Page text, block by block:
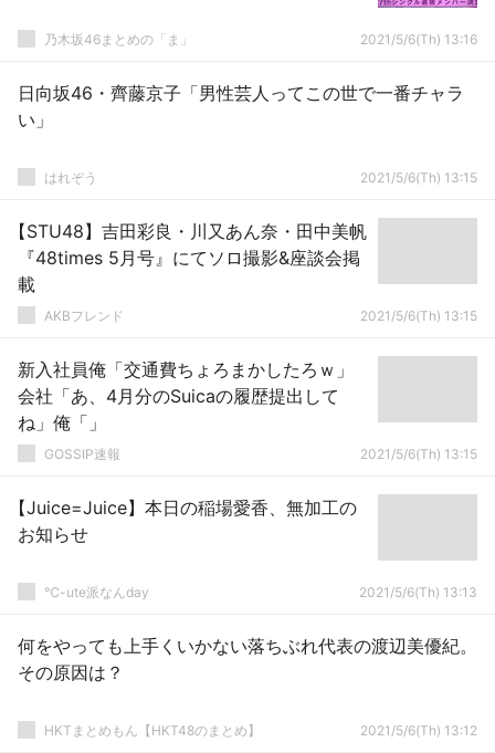
乃木坂46まとめの「ま」 2021/5/6(Th) 13:16
日向坂46・齊藤京子「男性芸人ってこの世で一番チャラ
い」
はれぞう 2021/5/6(Th) 13:15
【STU48】吉田彩良・川又あん奈・田中美帆
『48times 5月号』にてソロ撮影&座談会掲
載
AKBフレンド 2021/5/6(Th) 13:15
新入社員俺「交通費ちょろまかしたろｗ」
会社「あ、4月分のSuicaの履歴提出して
ね」俺「」
GOSSIP速報 2021/5/6(Th) 13:15
【Juice=Juice】本日の稲場愛香、無加工の
お知らせ
℃-ute派なんday 2021/5/6(Th) 13:13
何をやっても上手くいかない落ちぶれ代表の渡辺美優紀。
その原因は？
HKTまとめもん【HKT48のまとめ】 2021/5/6(Th) 13:12